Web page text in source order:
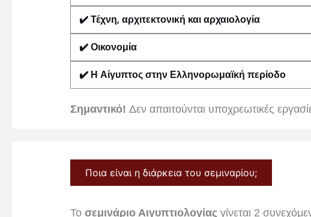
✔️Τέχνη, αρχιτεκτονική και αρχαιολογία
✔️Οικονομία
✔️ Η Αίγυπτος στην Ελληνορωμαϊκή περίοδο
Σημαντικό! Δεν απαιτούνται υποχρεωτικές
Ποια είναι η διάρκεια του σεμιναρίου;
Το σεμινάριο Αιγυπτιολογίας γίνεται 2